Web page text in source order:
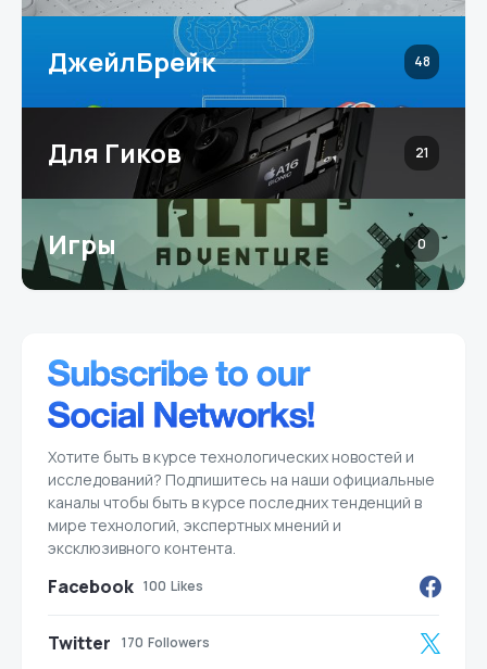
ДжейлБрейк 48
Для Гиков 21
Игры 0
Хотите быть в курсе технологических новостей и
исследований? Подпишитесь на наши официальные
каналы чтобы быть в курсе последних тенденций в
мире технологий, экспертных мнений и
эксклюзивного контента.
Facebook 100 Likes
Twitter 170 Followers